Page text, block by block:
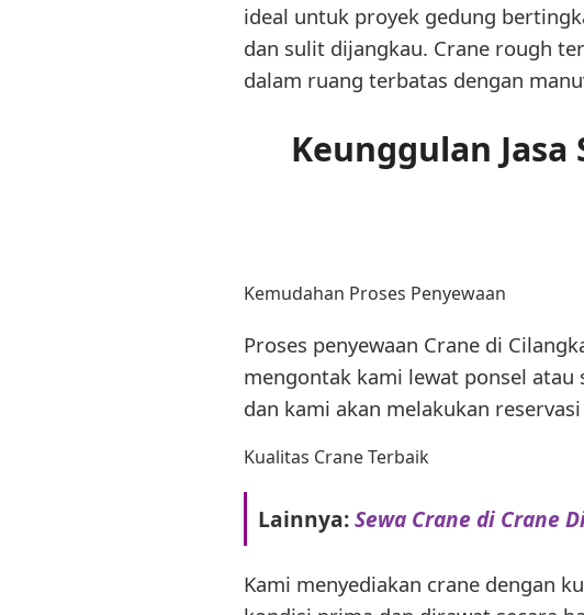
ideal untuk proyek gedung
dan sulit dijangkau. Crane rough
dalam ruang terbatas dengan
Keunggulan
Kemudahan Proses Penyewaan
Proses penyewaan Crane di
mengontak kami lewat ponsel
dan kami akan melakukan
Kualitas Crane Terbaik
Lainnya:Sewa Crane di Crane
Kami menyediakan crane dengan